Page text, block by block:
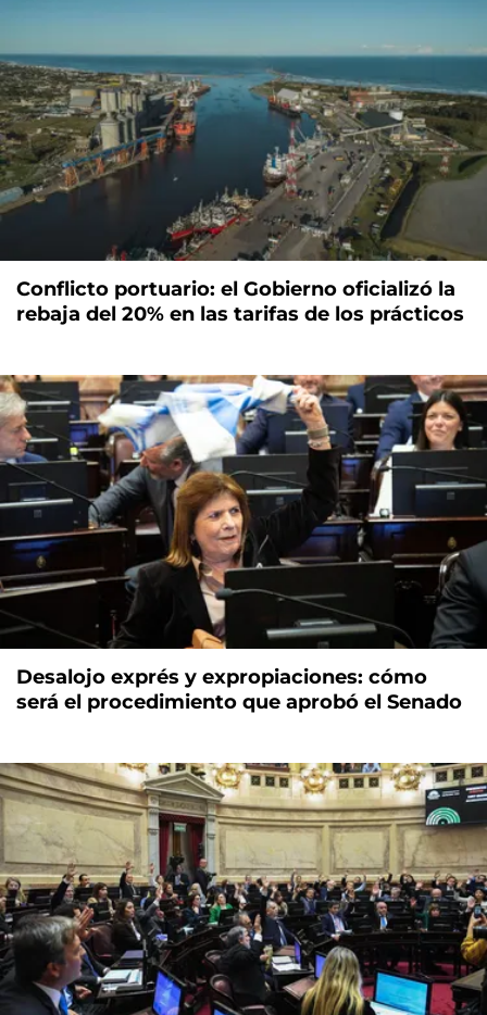
Conflicto portuario: el Gobierno oficializó la
rebaja del 20% en las tarifas de los prácticos
Desalojo exprés y expropiaciones: cómo
será el procedimiento que aprobó el Senado